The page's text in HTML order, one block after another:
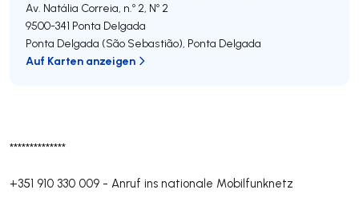
**************
+351 910 330 009 - Anruf ins nationale Mobilfunknetz
Av. Natália Correia, n.º 2, Nº 2
9500-341 Ponta Delgada
Ponta Delgada (São Sebastião), Ponta Delgada
Auf Karten anzeigen